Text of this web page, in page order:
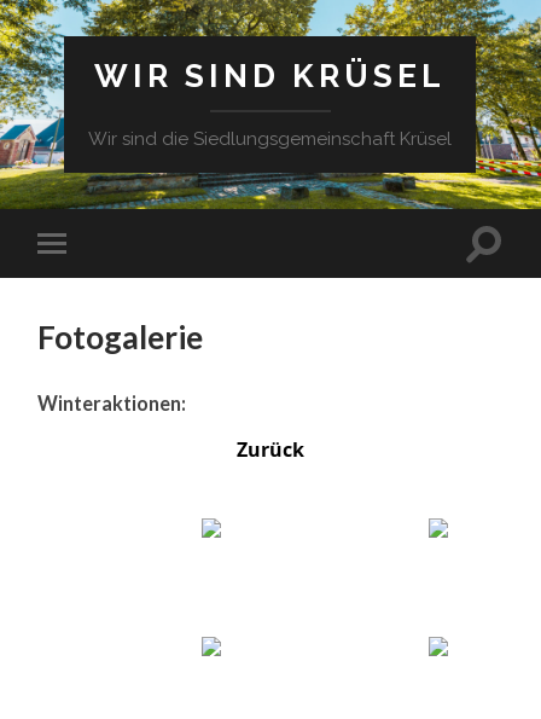
WIR SIND KRÜSEL
Wir sind die Siedlungsgemeinschaft Krüsel
Fotogalerie
Winteraktionen:
Zurück